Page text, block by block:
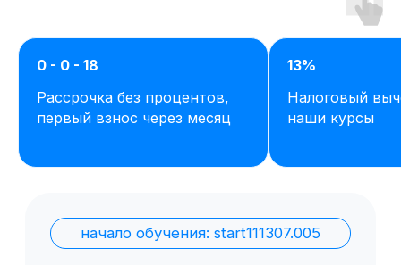
0 - 0 - 18
Рассрочка без процентов,
первый взнос через месяц
13%
Налоговый
наши курсы
Отправить заявку
Остались вопросы,
задайте их нам или
с продуктом